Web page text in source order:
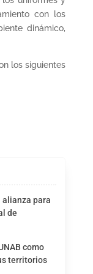
con los
dinámico,
los siguientes
alianza para
de
como
territorios